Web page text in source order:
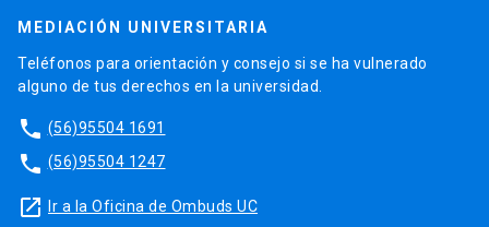
MEDIACIÓN UNIVERSITARIA
Teléfonos para orientación y consejo si se ha vulnerado
alguno de tus derechos en la universidad.
phone (56)95504 1691
phone (56)95504 1247
launch Ir a la Oficina de Ombuds UC